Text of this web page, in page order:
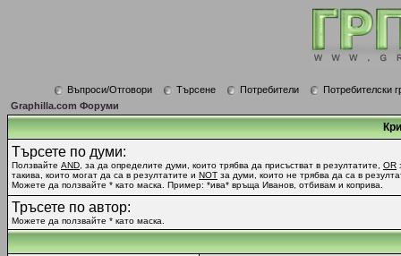
Въпроси/Отговори Търсене Потребители
Потребителски
Graphilla.com Форуми
Търсете по думи:
Ползвайте AND , за да определите думи, които трябва да присъстват в резултатите, OR
такива, които могат да са в резултатите и NOT за думи, които не трябва да са в
Можете да ползвайте * като маска. Пример: *ива* връща Иванов, отбивам и коприва.
Тръсете по автор:
Можете да ползвайте * като маска.